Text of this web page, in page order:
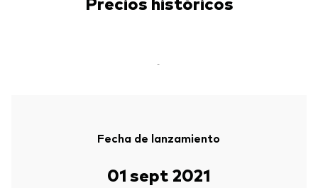
-
Fecha de lanzamiento
01 sept 2021